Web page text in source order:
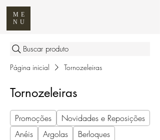
ME
NU
Buscar produto
Página inicial Tornozeleiras
Tornozeleiras
Promoções
Novidades e Reposições
Anéis
Argolas
Berloques